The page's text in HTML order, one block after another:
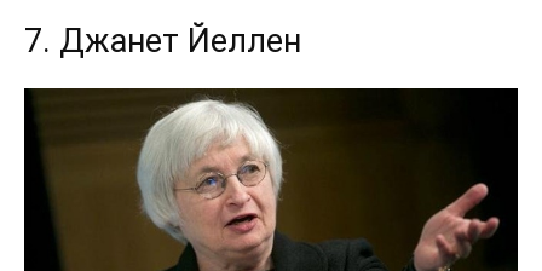
7. Джанет Йеллен